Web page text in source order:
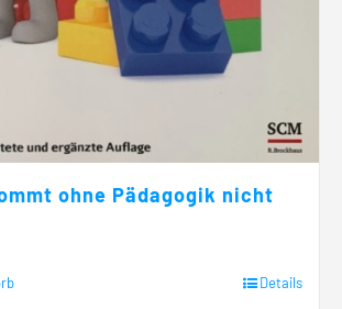
ohne Pädagogik nicht
Details